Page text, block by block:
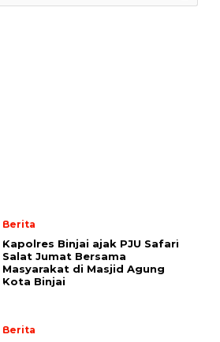
Berita
Kapolres Binjai ajak PJU Safari
Salat Jumat Bersama
Masyarakat di Masjid Agung
Kota Binjai
Berita